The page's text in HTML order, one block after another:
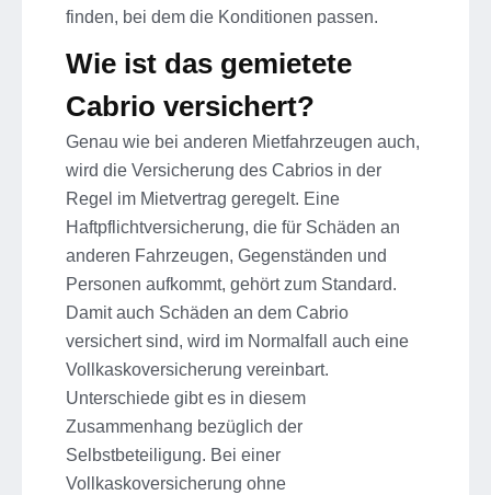
finden, bei dem die Konditionen passen.
Wie ist das gemietete
Cabrio versichert?
Genau wie bei anderen Mietfahrzeugen auch,
wird die Versicherung des Cabrios in der
Regel im Mietvertrag geregelt. Eine
Haftpflichtversicherung, die für Schäden an
anderen Fahrzeugen, Gegenständen und
Personen aufkommt, gehört zum Standard.
Damit auch Schäden an dem Cabrio
versichert sind, wird im Normalfall auch eine
Vollkaskoversicherung vereinbart.
Unterschiede gibt es in diesem
Zusammenhang bezüglich der
Selbstbeteiligung. Bei einer
Vollkaskoversicherung ohne